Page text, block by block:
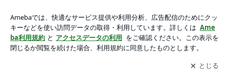
お買い得！ | パート主婦＊なつの節約ブログ＊低収入でも心豊
かな暮らし
アプリをダウンロードして ブログの更新通知
を受け取りまし
ょう。
開く